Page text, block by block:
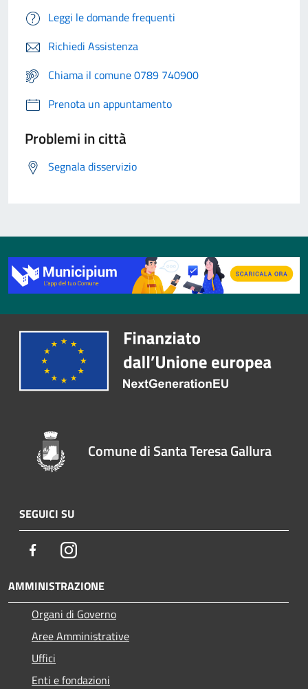
Leggi le domande frequenti
Richiedi Assistenza
Chiama il comune 0789 740900
Prenota un appuntamento
Problemi in città
Segnala disservizio
Comune di Santa Teresa Gallura
SEGUICI SU
FacebookInstagram
AMMINISTRAZIONE
Organi di Governo
Aree Amministrative
Uffici
Enti e fondazioni